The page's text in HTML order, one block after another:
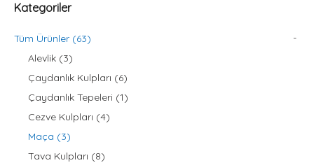
Kategoriler
Tüm Ürünler (63)
-
Alevlik (3)
Çaydanlık Kulpları (6)
Çaydanlık Tepeleri (1)
Cezve Kulpları (4)
Maça (3)
Tava Kulpları (8)